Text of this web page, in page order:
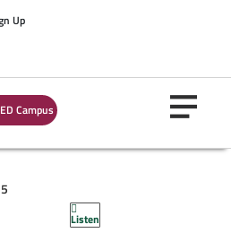
Up
Campus
Listen